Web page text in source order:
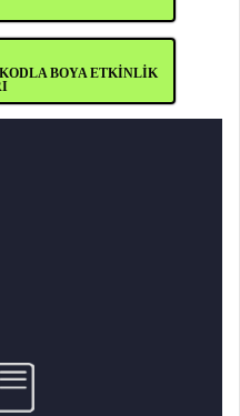
BOYA ETKİNLİK